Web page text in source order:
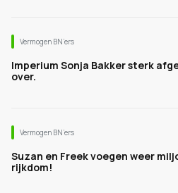
Vermogen BN’ers
Imperium Sonja Bakker sterk
over.
Vermogen BN’ers
Suzan en Freek voegen weer
rijkdom!